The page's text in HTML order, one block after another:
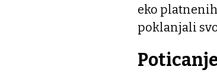
eko
poklanjali